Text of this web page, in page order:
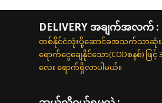
DELIVERY အချက်အလက် :
တစ်နိုင်ငံလုံးပို့ဆောင်ခအသက်သာဆုံးနှ
ရောက်ငွေချေနိုင်သော(CODစနစ်)
လေး ရောက်ရှိလာပါမယ်။